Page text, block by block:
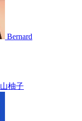
Bernard
山柚子